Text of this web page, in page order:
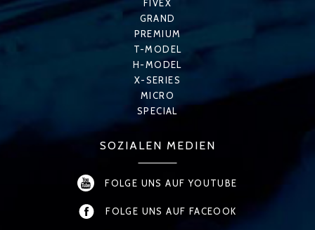
FIVEX
GRAND
PREMIUM
T-MODEL
H-MODEL
X-SERIES
MICRO
SPECIAL
SOZIALEN MEDIEN
FOLGE UNS AUF YOUTUBE
FOLGE UNS AUF FACEOOK